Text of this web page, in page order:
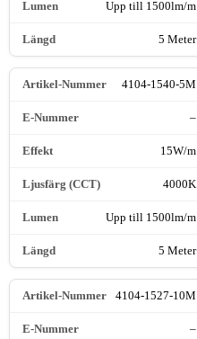
Upp till 1500lm/m
5 Meter
4104-1540-5M
–
15W/m
4000K
Upp till 1500lm/m
5 Meter
4104-1527-10M
–